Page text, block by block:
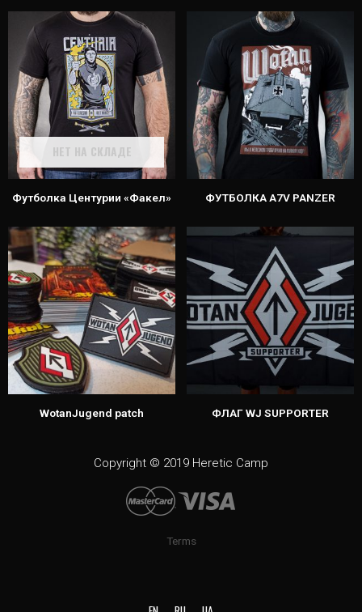
НЕТ НА СКЛАДЕ
Футболка Центурии «Факел» ФУТБОЛКА A7V PANZER
WotanJugend patch ФЛАГ WJ SUPPORTER
Copyright © 2019 Heretic Camp
Terms